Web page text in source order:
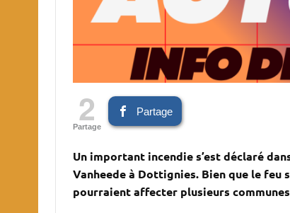
2
Partage
Partage
Un important incendie s’est déclaré
Vanheede à Dottignies. Bien que le
pourraient affecter plusieurs